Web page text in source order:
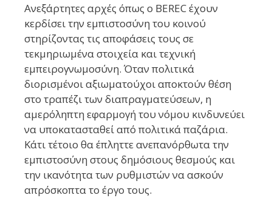
Ανεξάρτητες αρχές όπως ο BEREC έχουν
κερδίσει την εμπιστοσύνη του κοινού
στηρίζοντας τις αποφάσεις τους σε
τεκμηριωμένα στοιχεία και τεχνική
εμπειρογνωμοσύνη. Όταν πολιτικά
διορισμένοι αξιωματούχοι αποκτούν θέση
στο τραπέζι των διαπραγματεύσεων, η
αμερόληπτη εφαρμογή του νόμου κινδυνεύει
να υποκατασταθεί από πολιτικά παζάρια.
Κάτι τέτοιο θα έπληττε ανεπανόρθωτα την
εμπιστοσύνη στους δημόσιους θεσμούς και
την ικανότητα των ρυθμιστών να ασκούν
απρόσκοπτα το έργο τους.